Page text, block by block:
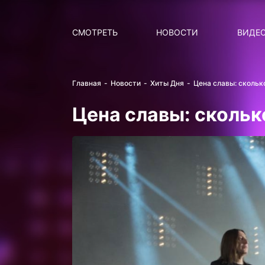
СМОТРЕТЬ НОВОСТИ
Главная Новости Хиты Дня Цена славы:
Цена славы: